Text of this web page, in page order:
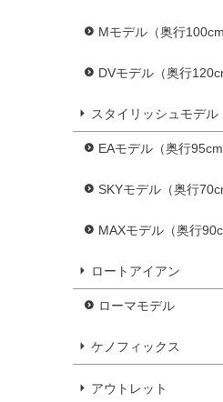
Mモデル（奥行100cm
DVモデル（奥行
スタイリッシュモデル
EAモデル（奥行95cm
SKYモデル（奥行
MAXモデル（奥行
ロートアイアン
ローマモデル
ケノフィックス
アウトレット